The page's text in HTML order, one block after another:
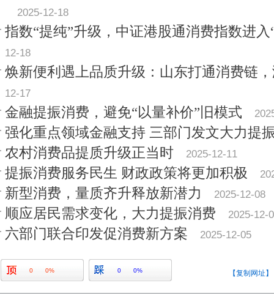
2025-12-18
指数“提纯”升级，中证港股通消费指数进入
12-18
焕新便利遇上品质升级：山东打通消费链
12-17
金融提振消费，避免“以量补价”旧模式
强化重点领域金融支持 三部门发文大力提
农村消费品提质升级正当时
2025-12-11
提振消费服务民生 财政政策将更加积极
新型消费，量质齐升释放新潜力 2025-12-08
顺应居民需求变化，大力提振消费 2025-12-
六部门联合印发促消费新方案 2025-12-05
0 0% 0 0% 【复制网址】